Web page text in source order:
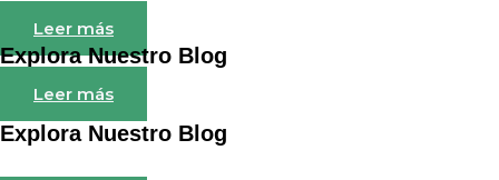
Leer más
Explora Nuestro Blog
Leer más
Explora Nuestro Blog